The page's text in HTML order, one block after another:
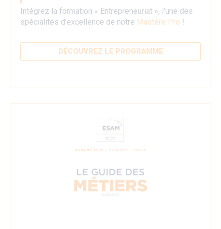
Intégrez la formation « Entrepreneuriat », l’une des
spécialités d’excellence de notre Mastère Pro !
DÉCOUVREZ LE PROGRAMME